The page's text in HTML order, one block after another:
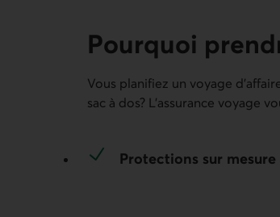
Pourquoi
Vous planifiez un voyage
sac à dos? L’assurance
Protections sur mesure